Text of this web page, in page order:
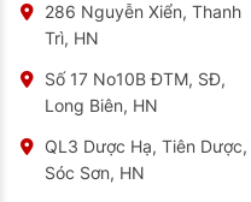
286 Nguyễn Xiển, Thanh
Trì, HN
Số 17 No10B ĐTM, SĐ,
Long Biên, HN
QL3 Dược Hạ, Tiên Dược,
Sóc Sơn, HN